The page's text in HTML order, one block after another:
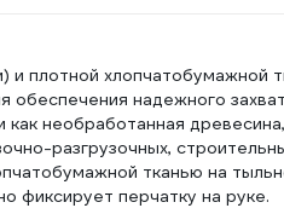
и плотной хлопчатобумажной
обеспечения надежного
необработанная
разгрузочных,
тканью на
фиксирует перчатку на руке.